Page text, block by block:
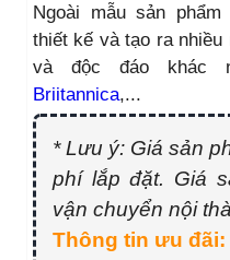
Ngoài mẫu sản
thiết kế và tạo ra
và độc đáo khác
Briitannica,...
* Lưu ý: Giá sản
phí lắp đặt. Giá
vận chuyển nội
Thông tin ưu đãi: